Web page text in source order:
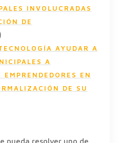
INVOLUCRADAS
DE
AYUDAR A
A
EN
DE SU